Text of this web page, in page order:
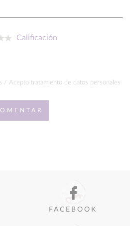
Calificación
/ Acepto tratamiento de datos personales
FACEBOOK